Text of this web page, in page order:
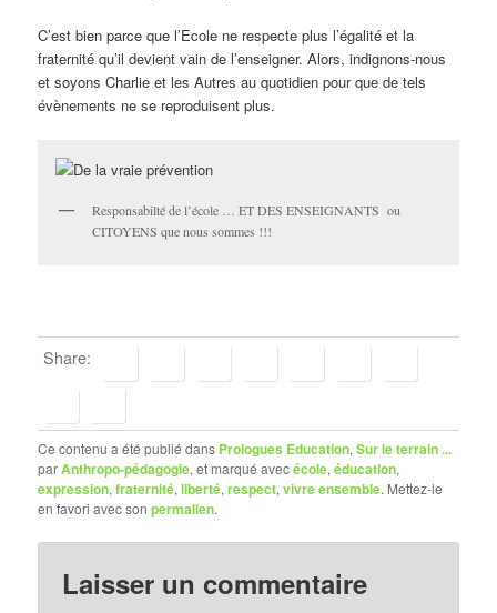
C’est bien parce que l’Ecole ne respecte plus l’égalité et la
fraternité qu’il devient vain de l’enseigner. Alors, indignons-nous
et soyons Charlie et les Autres au quotidien pour que de tels
évènements ne se reproduisent plus.
Responsabilté de l’école … ET DES ENSEIGNANTS ou
CITOYENS que nous sommes !!!
Share:
Ce contenu a été publié dans Prologues Education,Sur le terrain ...
parAnthropo-pédagogie, et marqué avecécole,éducation,
expression,fraternité,liberté,respect,vivre ensemble. Mettez-le
en favori avec sonpermalien.
Laisser un commentaire